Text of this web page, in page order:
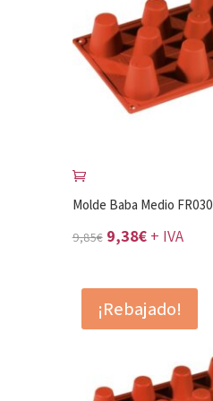
Molde Baba Medio FR030
9,85€ El
original
era:
9,38€El
actual
es:
+ IVA
¡Rebajado!